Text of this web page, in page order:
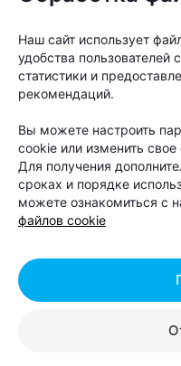
перелета.
Наш сайт использует
удобства пользователей
статистики и
рекомендаций.
Вы можете настроить
cookie или изменить
Для получения
сроках и порядке
можете ознакомиться с
файлов cookie